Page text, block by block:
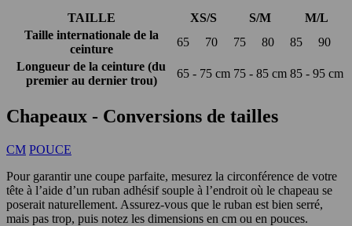
TAILLE XS/S S/M
M/L
Taille internationale de la
ceinture
65 70 75 80 85
90
Longueur de la ceinture (du
premier au dernier trou)
65 - 75 cm 75 - 85 cm 85 - 95 cm
Chapeaux - Conversions de tailles
CM POUCE
Pour garantir une coupe parfaite, mesurez la circonférence de votre
tête à l’aide d’un ruban adhésif souple à l’endroit où le chapeau se
poserait naturellement. Assurez-vous que le ruban est bien serré,
mais pas trop, puis notez les dimensions en cm ou en pouces.